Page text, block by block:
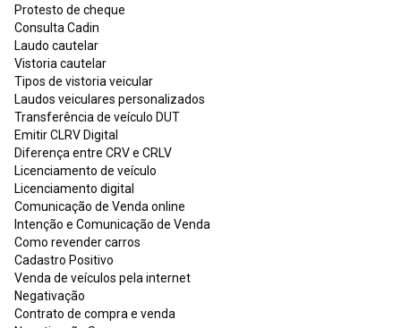
Protesto de cheque
Consulta Cadin
Laudo cautelar
Vistoria cautelar
Tipos de vistoria veicular
Laudos veiculares personalizados
Transferência de veículo DUT
Emitir CLRV Digital
Diferença entre CRV e CRLV
Licenciamento de veículo
Licenciamento digital
Comunicação de Venda online
Intenção e Comunicação de Venda
Como revender carros
Cadastro Positivo
Venda de veículos pela internet
Negativação
Contrato de compra e venda